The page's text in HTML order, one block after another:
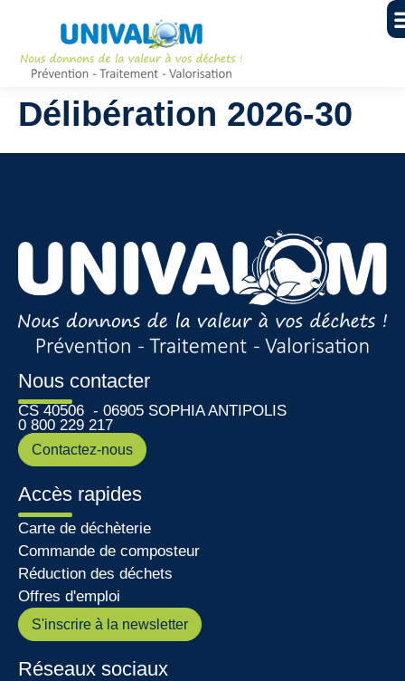
Délibération 2026-30
Nous contacter
CS 40506 - 06905 SOPHIA ANTIPOLIS
0 800 229 217
Contactez-nous
Accès rapides
Carte de déchèterie
Commande de composteur
Réduction des déchets
Offres d'emploi
S'inscrire à la newsletter
Réseaux sociaux